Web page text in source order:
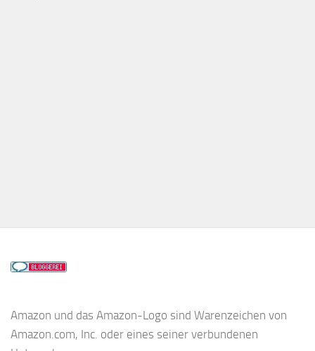
Amazon und das Amazon-Logo sind Warenzeichen von
Amazon.com, Inc. oder eines seiner verbundenen